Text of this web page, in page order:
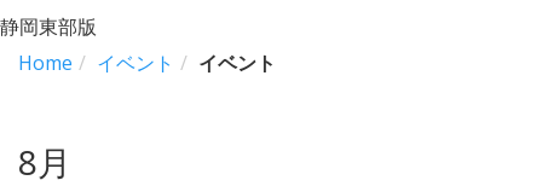
静岡東部版
Home
イベント イベント
8月